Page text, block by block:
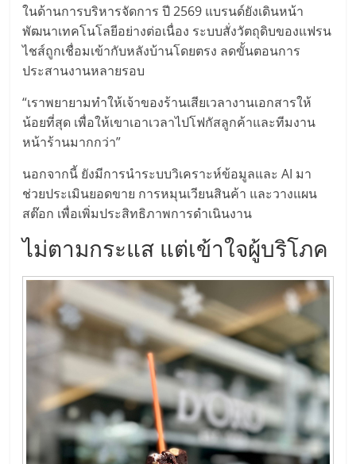
รน
ไชส์
ขาย
หน้า
ลงทุน
น้อย
คืน
ทุน
ไว,
การ
และ
แฟ
ในด้านการบริหารจัดการ ปี 2569 แบรนด์ยังเดินหน้า
พัฒนาเทคโนโลยีอย่างต่อเนื่อง ระบบสั่งวัตถุดิบของแฟรน
ไชส์ถูกเชื่อมเข้ากับหลังบ้านโดยตรง ลดขั้นตอนการ
ประสานงานหลายรอบ
“เราพยายามทำให้เจ้าของร้านเสียเวลางานเอกสารให้
น้อยที่สุด เพื่อให้เขาเอาเวลาไปโฟกัสลูกค้าและทีมงาน
หน้าร้านมากกว่า”
นอกจากนี้ ยังมีการนำระบบวิเคราะห์ข้อมูลและ AI มา
ช่วยประเมินยอดขาย การหมุนเวียนสินค้า และวางแผน
สต๊อก เพื่อเพิ่มประสิทธิภาพการดำเนินงาน
ไม่ตามกระแส แต่เข้าใจผู้บริโภค